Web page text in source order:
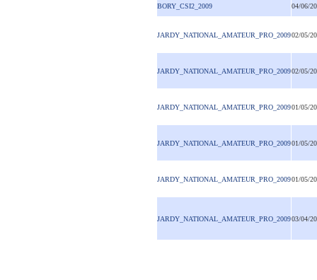
BORY_CSI2_2009 04/06/
JARDY_NATIONAL_AMATEUR_PRO_200902/05/
JARDY_NATIONAL_AMATEUR_PRO_200902/05/
JARDY_NATIONAL_AMATEUR_PRO_200901/05/
JARDY_NATIONAL_AMATEUR_PRO_200901/05/
JARDY_NATIONAL_AMATEUR_PRO_200901/05/
JARDY_NATIONAL_AMATEUR_PRO_200903/04/